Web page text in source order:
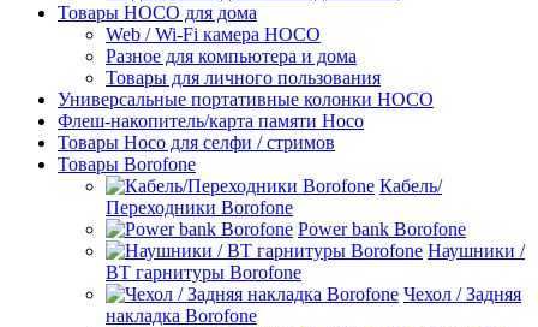
Товары HOCO для дома
Web / Wi-Fi камера HOCO
Разное для компьютера и дома
Товары для личного пользования
Универсальные портативные колонки HOCO
Флеш-накопитель/карта памяти Hoco
Товары Hoco для селфи / стримов
Товары Borofone
Кабель/
Переходники Borofone
Power bank Borofone
Наушники /
BT гарнитуры Borofone
Чехол / Задняя
накладка Borofone